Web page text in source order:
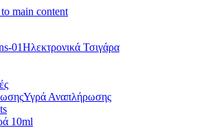
main content
Ηλεκτρονικά Τσιγάρα
Υγρά Αναπλήρωσης
10ml